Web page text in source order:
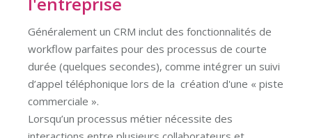
Généralement un CRM inclut des fonctionnalités de
workflow parfaites pour des processus de courte
durée (quelques secondes), comme intégrer un suivi
d’appel téléphonique lors de la création d'une « piste
commerciale ».
Lorsqu’un processus métier nécessite des